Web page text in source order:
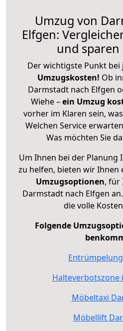
Umzug von
Elfgen:
und sparen
Der wichtigste Punkt bei
Umzugskosten! Ob
Darmstadt nach Elfgen
Wiehe –ein Umzug
vorher im Klaren sein,
Welchen Service
Was möchten Sie
Um Ihnen bei der Planung
zu helfen, bieten wir Ihnen
Umzugsoptionen, für
Darmstadt nach Elfgen
die volle
Folgende
Halteverbotszone
Möbeltaxi
Möbellift